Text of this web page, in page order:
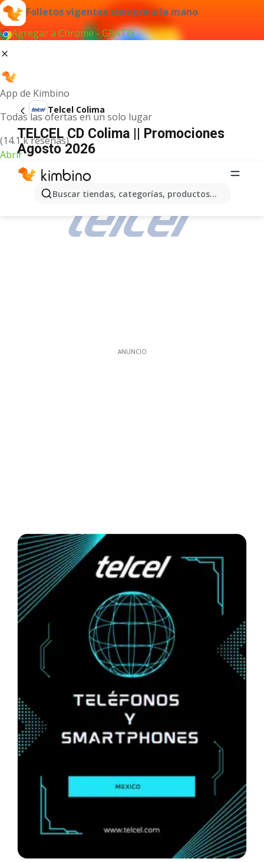
Folletos vigentes siempre a la mano
Agregar a Chrome - GRATIS
App de Kimbino
Todas las ofertas en un solo lugar
(14.1 k reseñas)
Abrir
Buscar tiendas, categorías, productos...
Telcel Colima
TELCEL CD Colima || Promociones
Agosto 2026
ANUNCIO